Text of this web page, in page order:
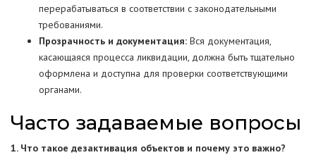
перерабатываться в соответствии с законодательными
требованиями.
Прозрачность и документация: Вся документация,
касающаяся процесса ликвидации, должна быть тщательно
оформлена и доступна для проверки соответствующими
органами.
Часто задаваемые вопросы
1. Что такое дезактивация объектов и почему это важно?